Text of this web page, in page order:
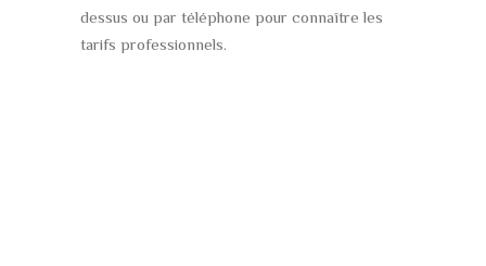
dessus ou par téléphone pour connaître les
tarifs professionnels.